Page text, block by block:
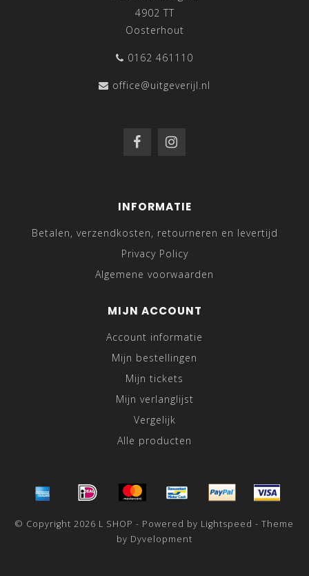
4902 TT
Oosterhout
0162 461110
office@uitgeverijl.nl
INFORMATIE
Betalen, verzendkosten, retourneren en levertijd
Privacy Policy
Algemene voorwaarden
MIJN ACCOUNT
Account informatie
Mijn bestellingen
Mijn tickets
Mijn verlanglijst
Vergelijk
Alle producten
© Copyright 2026 L SHOP - Powered by Lightspeed - Theme
by Dyvelopment